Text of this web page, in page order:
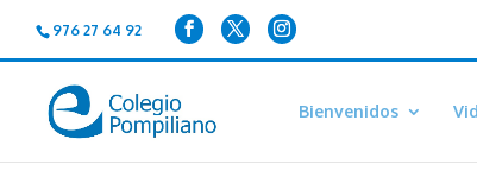
976 27 64 92
Bienvenidos